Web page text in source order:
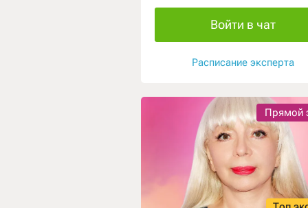
Войти в чат
Расписание эксперта
Прямой